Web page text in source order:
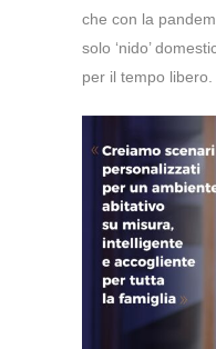
che con la
solo ‘nido’
per il tempo libero.